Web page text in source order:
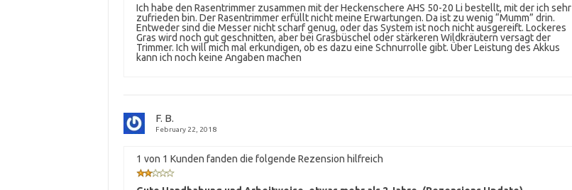
Ich habe den Rasentrimmer zusammen mit der Heckenschere AHS 50-20 Li bestellt, mit der ich sehr
zufrieden bin. Der Rasentrimmer erfüllt nicht meine Erwartungen. Da ist zu wenig “Mumm” drin.
Entweder sind die Messer nicht scharf genug, oder das System ist noch nicht ausgereift. Lockeres
Gras wird noch gut geschnitten, aber bei Grasbüschel oder stärkeren Wildkräutern versagt der
Trimmer. Ich will mich mal erkundigen, ob es dazu eine Schnurrolle gibt. Über Leistung des Akkus
kann ich noch keine Angaben machen
F. B.
February 22, 2018
1 von 1 Kunden fanden die folgende Rezension hilfreich